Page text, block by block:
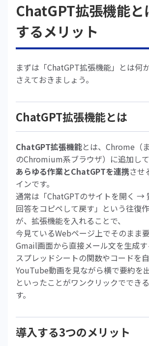
ChatGPT拡張機能と
するメリット
まずは「ChatGPT拡張機能」とは何
さえておきましょう。
ChatGPT拡張機能とは
ChatGPT拡張機能とは、Chrome（
のChromium系ブラウザ）に追加して
あらゆる作業とChatGPTを連携させ
インです。
通常は「ChatGPTのサイトを開く
回答をコピペして戻す」という往復
が、拡張機能を入れることで、
今見ているWebページ上でそのまま
Gmail画面から直接メール文を生成す
スプレッドシートの関数やコードを
YouTube動画を見ながら横で要約を
といったことがワンクリックででき
す。
導入する3つのメリット